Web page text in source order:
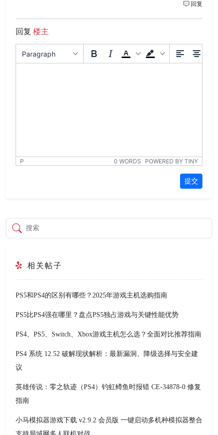
回复
回复 楼主
Paragraph
P 0 WORDS POWERED BY TINY
提交
搜索
相关帖子
PS5和PS4的区别有哪些？2025年游戏主机选购指南
PS5比PS4强在哪里？盘点PS5独占游戏与关键性能优势
PS4、PS5、Switch、Xbox游戏主机怎么选？全面对比推荐指南
PS4 系统 12.52 破解现状解析：最新漏洞、降级选择与安全建
议
英雄传说：零之轨迹（PS4）钓虹鳟鱼时报错 CE-34878-0 修复
指南
小马模拟器游戏下载 v2.9.2 会员版 一键启动多机种模拟器整合